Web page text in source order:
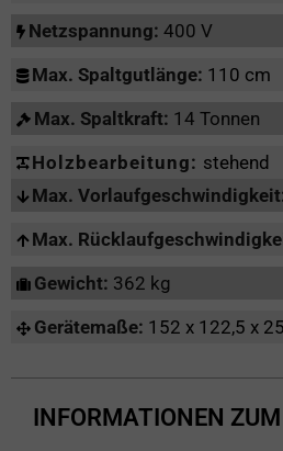
Netzspannung: 400 V
Max. Spaltgutlänge: 110 cm
Max. Spaltkraft: 14 Tonnen
Holzbearbeitung: stehend
Max.
Max.
Gewicht: 362 kg
Gerätemaße: 152 x 122,5 x
INFORMATIONEN